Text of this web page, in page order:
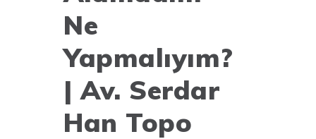
Ne
Yapmalıyım?
| Av. Serdar
Han Topo